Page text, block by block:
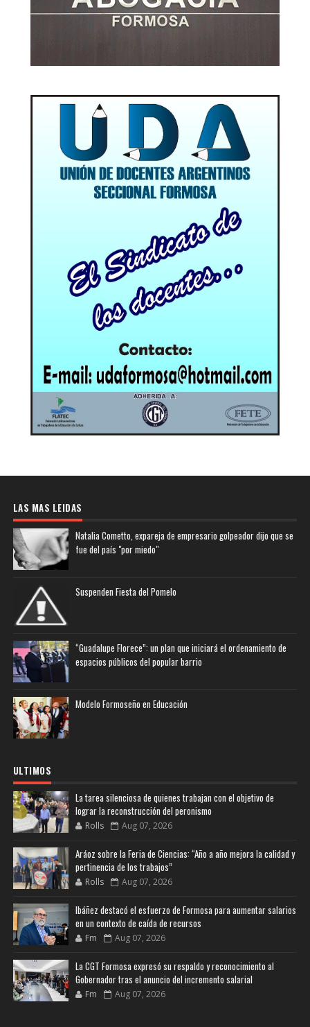
LAS MAS LEIDAS
Natalia Cometto, expareja de empresario golpeador dijo que se
fue del país "por miedo"
Suspenden Fiesta del Pomelo
“Guadalupe Florece”: un plan que iniciará el ordenamiento de
espacios públicos del popular barrio
Modelo Formoseño en Educación
ULTIMOS
La tarea silenciosa de quienes trabajan con el objetivo de
lograr la reconstrucción del peronismo
Rolls Aug 07, 2026
Aráoz sobre la Feria de Ciencias: “Año a año mejora la calidad y
pertinencia de los trabajos”
Rolls Aug 07, 2026
Ibáñez destacó el esfuerzo de Formosa para aumentar salarios
en un contexto de caída de recursos
Fm Aug 07, 2026
La CGT Formosa expresó su respaldo y reconocimiento al
Gobernador tras el anuncio del incremento salarial
Fm Aug 07, 2026